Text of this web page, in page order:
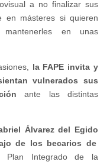
a no finalizar sus
en másteres si quieren
en unas
la FAPE invita y
vulnerados sus
ante las distintas
Álvarez del Egido
de los becarios de
Integrado de la